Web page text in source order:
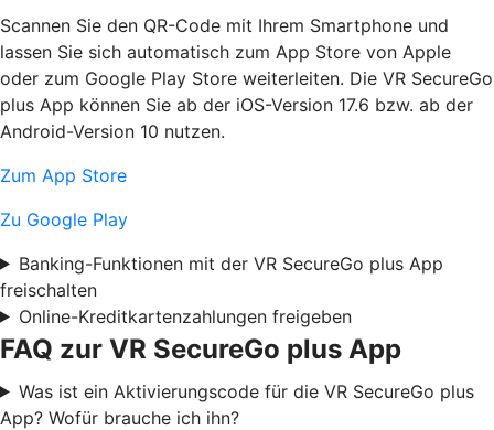
Scannen Sie den QR-Code mit Ihrem Smartphone und
lassen Sie sich automatisch zum App Store von Apple
oder zum Google Play Store weiterleiten. Die VR SecureGo
plus App können Sie ab der iOS-Version 17.6 bzw. ab der
Android-Version 10 nutzen.
Zum App Store
Zu Google Play
Banking-Funktionen mit der VR SecureGo plus App
freischalten
Online-Kreditkartenzahlungen freigeben
FAQ zur VR SecureGo plus App
Was ist ein Aktivierungscode für die VR SecureGo plus
App? Wofür brauche ich ihn?